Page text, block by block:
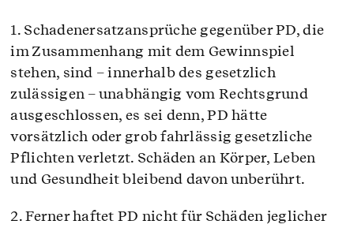
1. Schadenersatzansprüche gegenüber PD, die
im Zusammenhang mit dem Gewinnspiel
stehen, sind – innerhalb des gesetzlich
zulässigen – unabhängig vom Rechtsgrund
ausgeschlossen, es sei denn, PD hätte
vorsätzlich oder grob fahrlässig gesetzliche
Pflichten verletzt. Schäden an Körper, Leben
und Gesundheit bleibend davon unberührt.
2. Ferner haftet PD nicht für Schäden jeglicher